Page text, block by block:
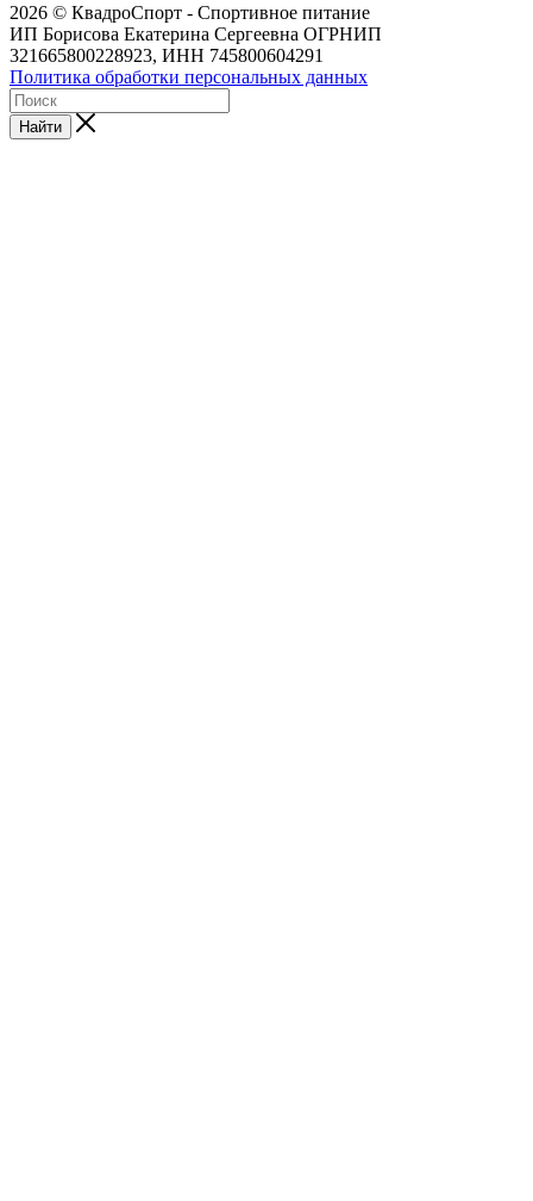
2026 © КвадроСпорт - Спортивное питание
ИП Борисова Екатерина Сергеевна ОГРНИП
321665800228923, ИНН 745800604291
Политика обработки персональных данных
Найти